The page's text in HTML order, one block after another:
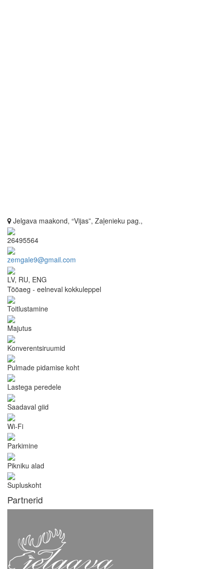
Jelgava maakond, “Vijas”, Zaļenieku pag.,
26495564
zemgale9@gmail.com
LV, RU, ENG
Tööaeg - eelneval kokkuleppel
Toitlustamine
Majutus
Konverentsiruumid
Pulmade pidamise koht
Lastega peredele
Saadaval giid
Wi-Fi
Parkimine
Pikniku alad
Supluskoht
Partnerid